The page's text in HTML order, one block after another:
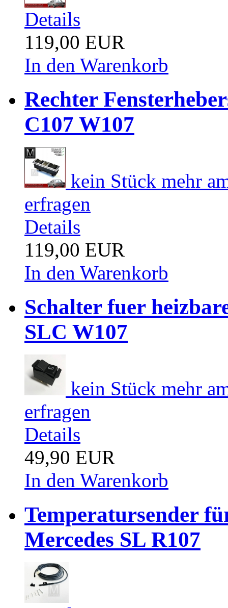
Details
119,00 EUR
In den Warenkorb
Rechter
C107 W107
kein Stück mehr
erfragen
Details
119,00 EUR
In den Warenkorb
Schalter fuer
SLC W107
kein Stück mehr
erfragen
Details
49,90 EUR
In den Warenkorb
Temperatursender
Mercedes SL R107